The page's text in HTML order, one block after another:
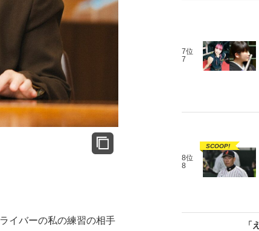
イバーの私の練習の相手
7位
7
8位
8
SCOOP!
「